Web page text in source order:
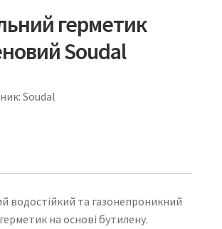
герметик
Soudal
Soudal
водостійкий та газонепроникний
на основі бутилену.